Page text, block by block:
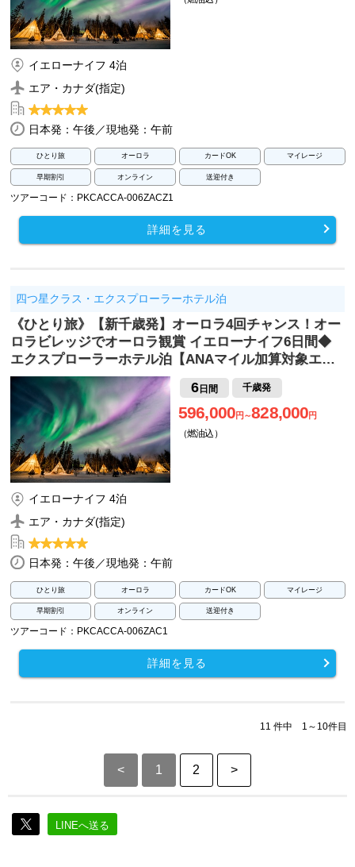
イエローナイフ 4泊
エア・カナダ(指定)
日本発：午後／現地発：午前
ひとり旅 オーロラ カードOK マイレージ
早期割引 オンライン 送迎付き
ツアーコード：PKCACCA-006ZACZ1
詳細を見る
四つ星クラス・エクスプローラーホテル泊
《ひとり旅》【新千歳発】オーロラ4回チャンス！オー
ロラビレッジでオーロラ観賞 イエローナイフ6日間◆
エクスプローラーホテル泊【ANAマイル加算対象エ…
6日間 千歳発
596,000円～828,000円
（燃油込）
イエローナイフ 4泊
エア・カナダ(指定)
日本発：午後／現地発：午前
ひとり旅 オーロラ カードOK マイレージ
早期割引 オンライン 送迎付き
ツアーコード：PKCACCA-006ZAC1
詳細を見る
11 件中 1～10件目
< 1 2 >
LINEへ送る